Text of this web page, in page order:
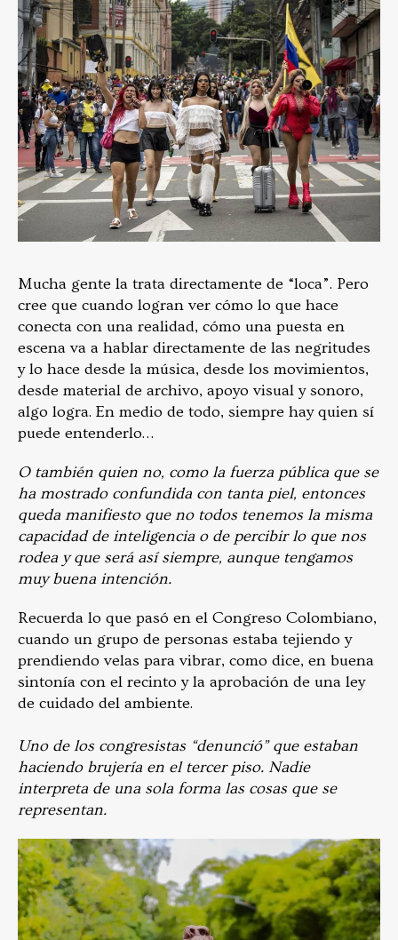
Mucha gente la trata directamente de “loca”. Pero
cree que cuando logran ver cómo lo que hace
conecta con una realidad, cómo una puesta en
escena va a hablar directamente de las negritudes
y lo hace desde la música, desde los movimientos,
desde material de archivo, apoyo visual y sonoro,
algo logra. En medio de todo, siempre hay quien sí
puede entenderlo…
O también quien no, como la fuerza pública que se
ha mostrado confundida con tanta piel, entonces
queda manifiesto que no todos tenemos la misma
capacidad de inteligencia o de percibir lo que nos
rodea y que será así siempre, aunque tengamos
muy buena intención.
Recuerda lo que pasó en el Congreso Colombiano,
cuando un grupo de personas estaba tejiendo y
prendiendo velas para vibrar, como dice, en buena
sintonía con el recinto y la aprobación de una ley
de cuidado del ambiente.
Uno de los congresistas “denunció” que estaban
haciendo brujería en el tercer piso. Nadie
interpreta de una sola forma las cosas que se
representan.